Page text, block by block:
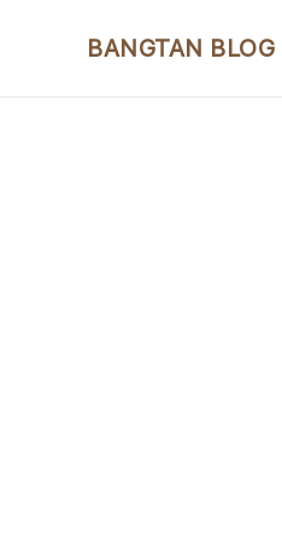
BANGTAN BLOG